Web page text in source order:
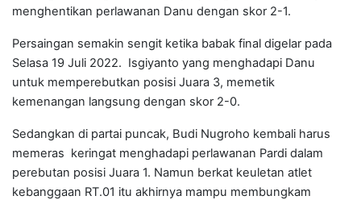
menghentikan perlawanan Danu dengan skor 2-1.
Persaingan semakin sengit ketika babak final digelar pada
Selasa 19 Juli 2022. Isgiyanto yang menghadapi Danu
untuk memperebutkan posisi Juara 3, memetik
kemenangan langsung dengan skor 2-0.
Sedangkan di partai puncak, Budi Nugroho kembali harus
memeras keringat menghadapi perlawanan Pardi dalam
perebutan posisi Juara 1. Namun berkat keuletan atlet
kebanggaan RT.01 itu akhirnya mampu membungkam